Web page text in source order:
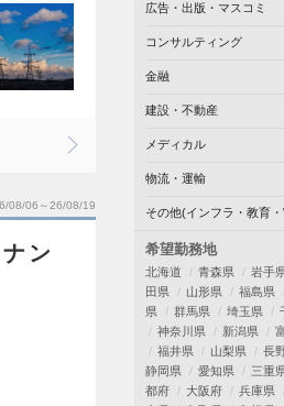
08/06～26/08/19
ン
広告・出版・マスコミ
コンサルティング
金融
建設・不動産
メディカル
物流・運輸
その他(インフラ・教育
希望勤務地
北海道 青森県 岩手
田県
山形県 福島県
県
群馬県 埼玉県
神奈川県
新潟県
福井県
山梨県 長
静岡県
愛知県 三重
都府
大阪府 兵庫県